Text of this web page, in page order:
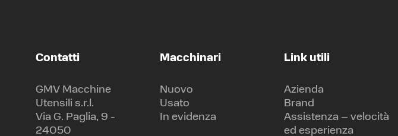
Contatti
GMV Macchine
Utensili s.r.l.
Via G. Paglia, 9 -
24050
Macchinari
Nuovo
Usato
In evidenza
Link utili
Azienda
Brand
Assistenza – velocità
ed esperienza